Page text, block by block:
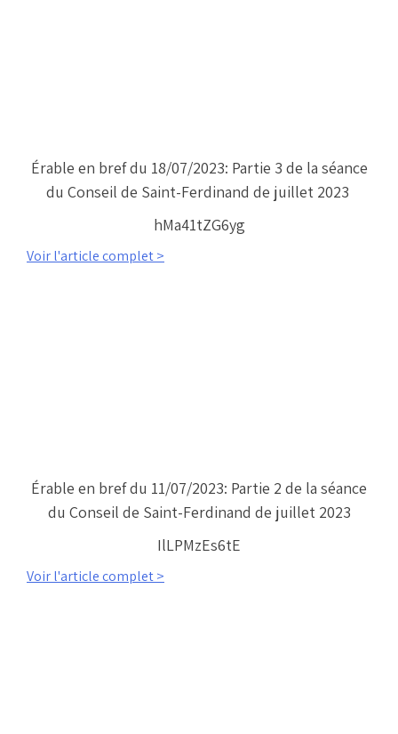
Érable en bref du 18/07/2023: Partie 3 de la séance
du Conseil de Saint-Ferdinand de juillet 2023
hMa41tZG6yg
Voir l'article complet >
Érable en bref du 11/07/2023: Partie 2 de la séance
du Conseil de Saint-Ferdinand de juillet 2023
IlLPMzEs6tE
Voir l'article complet >